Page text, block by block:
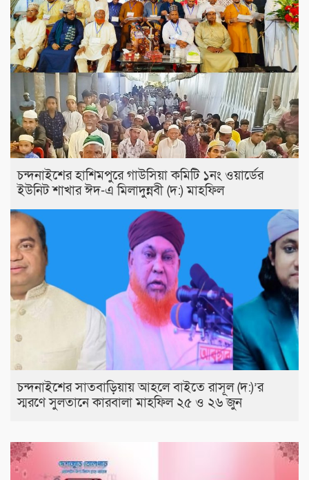
চন্দনাইশের হাশিমপুরে গাউসিয়া কমিটি ১নং ওয়ার্ডের
ইউনিট শাখার ঈদ-এ মিলাদুন্নবী (দ:) মাহফিল
চন্দনাইশের সাতবাড়িয়ায় আহলে বাইতে রাসূল (দ:)’র
স্মরণে সুলতানে কারবালা মাহফিল ২৫ ও ২৬ জুন